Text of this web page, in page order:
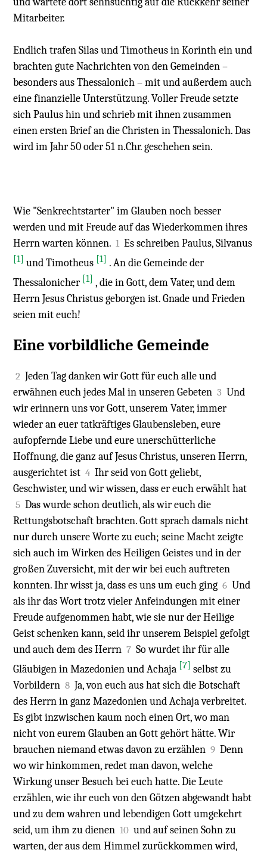
Mitarbeiter.
Endlich trafen Silas und Timotheus in Korinth ein und
brachten gute Nachrichten von den Gemeinden –
besonders aus Thessalonich – mit und außerdem auch
eine finanzielle Unterstützung. Voller Freude setzte
sich Paulus hin und schrieb mit ihnen zusammen
einen ersten Brief an die Christen in Thessalonich. Das
wird im Jahr 50 oder 51 n.Chr. geschehen sein.
Wie "Senkrechtstarter" im Glauben noch besser
werden und mit Freude auf das Wiederkommen ihres
Herrn warten können. 1 Es schreiben Paulus, Silvanus
[1] und Timotheus [1] . An die Gemeinde der
Thessalonicher [1] , die in Gott, dem Vater, und dem
Herrn Jesus Christus geborgen ist. Gnade und Frieden
seien mit euch!
Eine vorbildliche Gemeinde
2 Jeden Tag danken wir Gott für euch alle und
erwähnen euch jedes Mal in unseren Gebeten 3 Und
wir erinnern uns vor Gott, unserem Vater, immer
wieder an euer tatkräftiges Glaubensleben, eure
aufopfernde Liebe und eure unerschütterliche
Hoffnung, die ganz auf Jesus Christus, unseren Herrn,
ausgerichtet ist 4 Ihr seid von Gott geliebt,
Geschwister, und wir wissen, dass er euch erwählt hat
5 Das wurde schon deutlich, als wir euch die
Rettungsbotschaft brachten. Gott sprach damals nicht
nur durch unsere Worte zu euch; seine Macht zeigte
sich auch im Wirken des Heiligen Geistes und in der
großen Zuversicht, mit der wir bei euch auftreten
konnten. Ihr wisst ja, dass es uns um euch ging 6 Und
als ihr das Wort trotz vieler Anfeindungen mit einer
Freude aufgenommen habt, wie sie nur der Heilige
Geist schenken kann, seid ihr unserem Beispiel gefolgt
und auch dem des Herrn 7 So wurdet ihr für alle
Gläubigen in Mazedonien und Achaja [7] selbst zu
Vorbildern 8 Ja, von euch aus hat sich die Botschaft
des Herrn in ganz Mazedonien und Achaja verbreitet.
Es gibt inzwischen kaum noch einen Ort, wo man
nicht von eurem Glauben an Gott gehört hätte. Wir
brauchen niemand etwas davon zu erzählen 9 Denn
wo wir hinkommen, redet man davon, welche
Wirkung unser Besuch bei euch hatte. Die Leute
erzählen, wie ihr euch von den Götzen abgewandt habt
und zu dem wahren und lebendigen Gott umgekehrt
seid, um ihm zu dienen 10 und auf seinen Sohn zu
warten, der aus dem Himmel zurückkommen wird,